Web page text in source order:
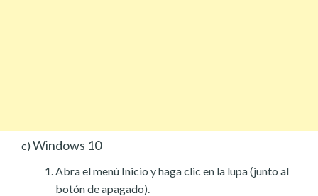
c) Windows 10
Abra el menú Inicio y haga clic en la lupa (junto al
botón de apagado).